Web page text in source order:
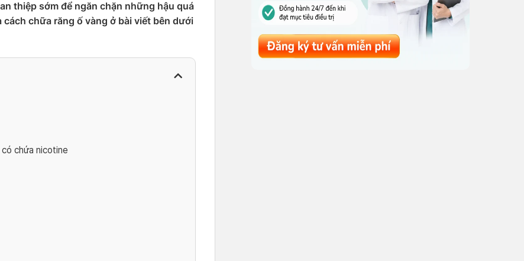
thiệp sớm để ngăn chặn những hậu quá
chữa răng ố vàng ở bài viết bên dưới
chứa nicotine